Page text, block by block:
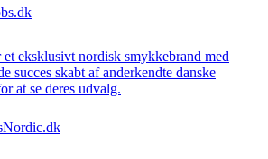
eksklusivt nordisk smykkebrand med
succes skabt af anderkendte danske
at se deres udvalg.